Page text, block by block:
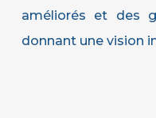
améliorés et des
donnant une vision